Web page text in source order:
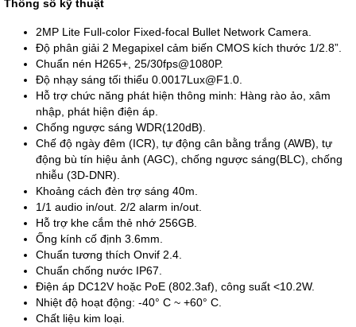
Thông số kỹ thuật
2MP Lite Full-color Fixed-focal Bullet Network Camera.
Độ phân giải 2 Megapixel cảm biến CMOS kích thước 1/2.8”.
Chuẩn nén H265+, 25/30fps@1080P.
Độ nhạy sáng tối thiểu 0.0017Lux@F1.0.
Hỗ trợ chức năng phát hiện thông minh: Hàng rào ảo, xâm
nhập, phát hiện điện áp.
Chống ngược sáng WDR(120dB).
Chế độ ngày đêm (ICR), tự động cân bằng trắng (AWB), tự
động bù tín hiệu ảnh (AGC), chống ngược sáng(BLC), chống
nhiễu (3D-DNR).
Khoảng cách đèn trợ sáng 40m.
1/1 audio in/out. 2/2 alarm in/out.
Hỗ trợ khe cắm thẻ nhớ 256GB.
Ống kính cố định 3.6mm.
Chuẩn tương thích Onvif 2.4.
Chuẩn chống nước IP67.
Điện áp DC12V hoặc PoE (802.3af), công suất <10.2W.
Nhiệt độ hoạt động: -40° C ~ +60° C.
Chất liệu kim loại.